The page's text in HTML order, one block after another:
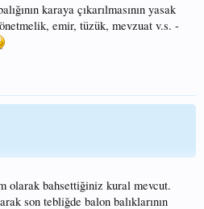
karaya çıkarılmasının yasak
emir, tüzük, mevzuat v.s. -
olarak bahsettiğiniz kural mevcut.
son tebliğde balon balıklarının